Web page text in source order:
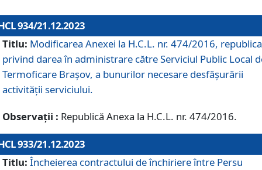
934/21.12.2023
Titlu: Modificarea Anexei la H.C.L. nr. 474/2016,
privind darea în administrare către Serviciul Public Local
Termoficare Braşov, a bunurilor necesare desfăşurării
activităţii serviciului.
Observații : Republică Anexa la H.C.L. nr. 474/2016.
933/21.12.2023
Titlu: Încheierea contractului de închiriere între Persu